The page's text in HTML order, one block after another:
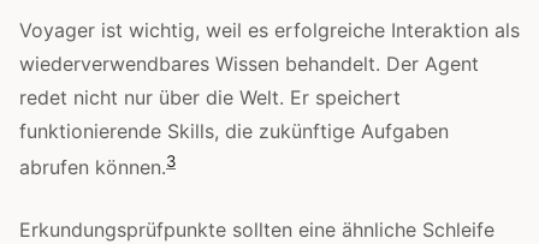
Voyager ist wichtig, weil es erfolgreiche Interaktion als
wiederverwendbares Wissen behandelt. Der Agent
redet nicht nur über die Welt. Er speichert
funktionierende Skills, die zukünftige Aufgaben
abrufen können.3
Erkundungsprüfpunkte sollten eine ähnliche Schleife